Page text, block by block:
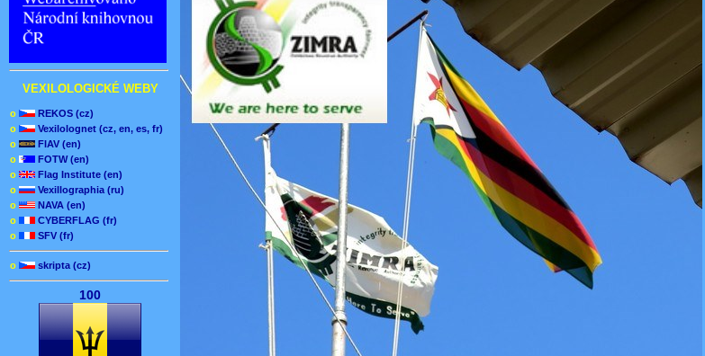
VEXILOLOGICKÉ WEBY
o
REKOS (cz)
o
Vexilolognet (cz, en, es, fr)
o
FIAV (en)
o
FOTW (en)
o
Flag Institute (en)
o
Vexillographia (ru)
o
NAVA (en)
o
CYBERFLAG (fr)
o
SFV (fr)
o skripta (cz)
100